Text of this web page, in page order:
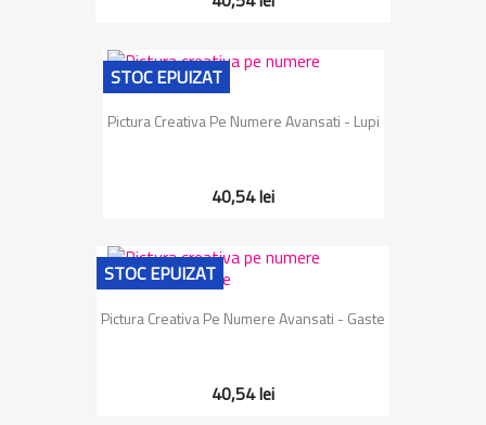
Pictura Creativa Pe Numere Avansati - Lupi
40,54 lei
STOC EPUIZAT
Pictura Creativa Pe Numere Avansati - Gaste
40,54 lei
STOC EPUIZAT